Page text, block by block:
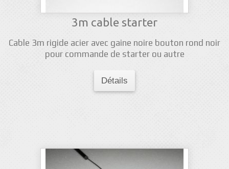
3m cable starter
Cable 3m rigide acier avec gaine noire bouton rond noir
pour commande de starter ou autre
Détails